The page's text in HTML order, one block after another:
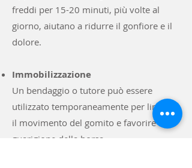
freddi per 15-20 minuti, più volte al
giorno, aiutano a ridurre il gonfiore e il
dolore.
Immobilizzazione
Un bendaggio o tutore può essere
utilizzato temporaneamente per limitare
il movimento del gomito e favorire la
guarigione della borsa.